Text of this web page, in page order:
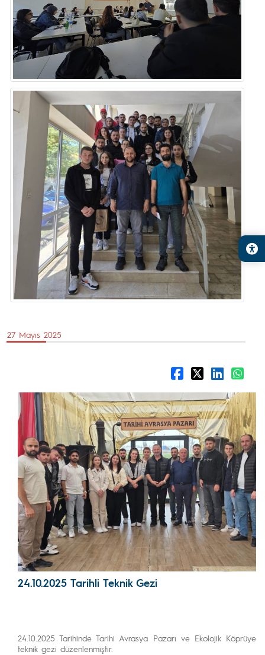
27 Mayıs 2025
24.10.2025 Tarihli Teknik Gezi
24.10.2025 Tarihinde Tarihi Avrasya Pazarı ve Ekolojik Köprüye
teknik gezi düzenlenmiştir.